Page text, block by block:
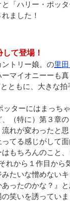
「ハリー・ポッ
ました！
て登場！
トリー娘。の里
マイオニーーも真
ともに、大きな拍
ッターにはまっち
（特に）第３章の
れが変わったと
てる感じがして
もちろんのこと
から１作目から
たいな憎めない
ったのかな？』
笑いを誘っていま